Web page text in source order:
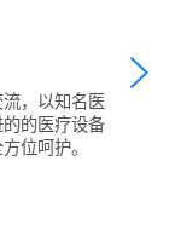
，以知名医
的医疗设备
位呵护。